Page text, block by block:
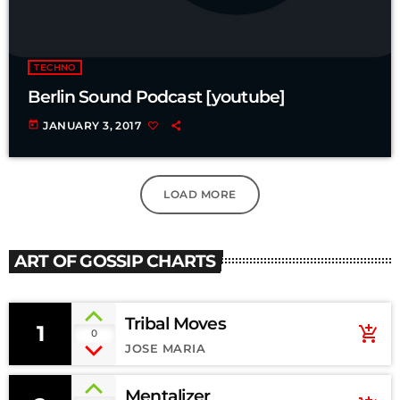
TECHNO
Berlin Sound Podcast [youtube]
today JANUARY 3, 2017
LOAD MORE
ART OF GOSSIP CHARTS
1 0 Tribal Moves
JOSE MARIA
add_shopping_cart
Mentalizer